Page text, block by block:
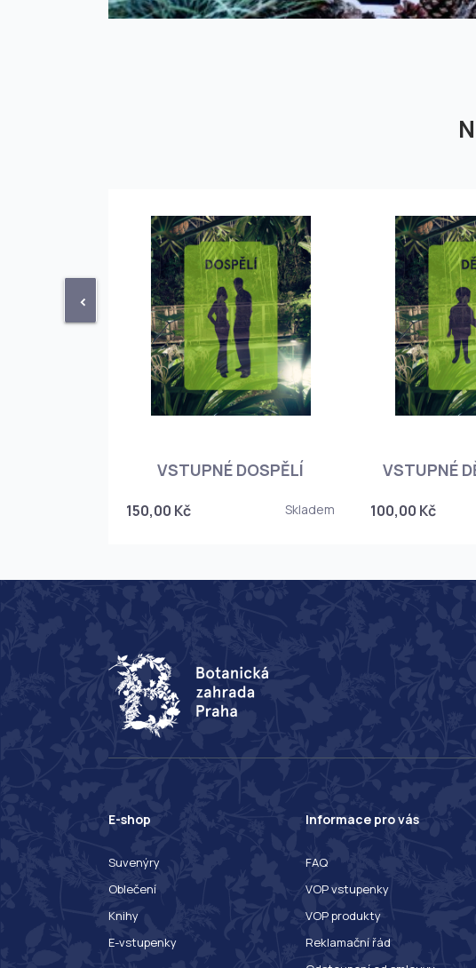
<
VSTUPNÉ DOSPĚLÍ
150,00 Kč Skladem
VSTUPNÉ
100,00 Kč
E-shop
Suvenýry
Oblečení
Knihy
E-vstupenky
Informace pro vás
FAQ
VOP vstupenky
VOP produkty
Reklamační řád